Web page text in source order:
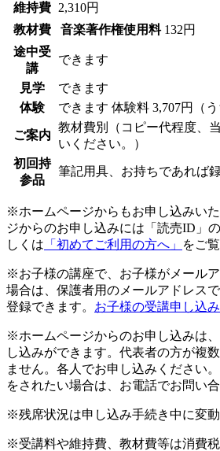
維持費
2,310円
教材費
音楽著作権使用料 132円
途中受
講
できます
見学
できます
体験
できます 体験料 3,707円（
ご案内
教材費別（コピー代程度、
いください。）
初回持
参品
筆記用具、お持ちであれば
※ホームページからもお申し込みい
ジからのお申し込みには「読売ID」
しくは 「初めてご利用の方へ」 をご
※お子様の講座で、お子様がメール
場合は、保護者用のメールアドレス
登録できます。 お子様の受講申し込
※ホームページからのお申し込みは
し込みができます。代表者の方が複
ません。各人でお申し込みください
をされたい場合は、お電話でお問い合
※残席状況は申し込み手続き中に変動
※受講料や維持費、教材費等は消費